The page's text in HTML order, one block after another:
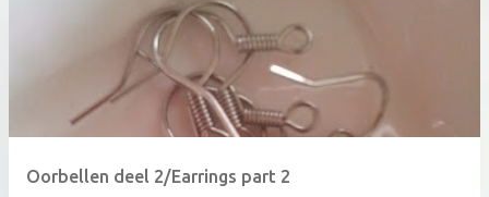
Oorbellen deel 2/Earrings part 2